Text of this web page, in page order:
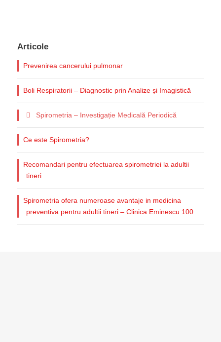
Articole
Prevenirea cancerului pulmonar
Boli Respiratorii – Diagnostic prin Analize și Imagistică
Spirometria – Investigație Medicală Periodică
Ce este Spirometria?
Recomandari pentru efectuarea spirometriei la adultii
tineri
Spirometria ofera numeroase avantaje in medicina
preventiva pentru adultii tineri – Clinica Eminescu 100